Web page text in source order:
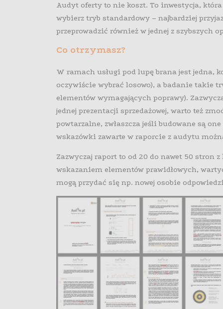
Audyt oferty to nie koszt. To inwestycja,
wybierz tryb standardowy – najbardziej
przeprowadzić również w jednej z szybszych
Co otrzymasz?
W ramach usługi pod lupę brana jest jedna,
oczywiście wybrać losowo), a badanie takie
elementów wymagających poprawy).
jednej prezentacji sprzedażowej, warto też
powtarzalne, zwłaszcza jeśli budowane są
wskazówki zawarte w raporcie z audytu
Zazwyczaj raport to od 20 do nawet 50 stron
wskazaniem elementów prawidłowych,
mogą przydać się np. nowej osobie